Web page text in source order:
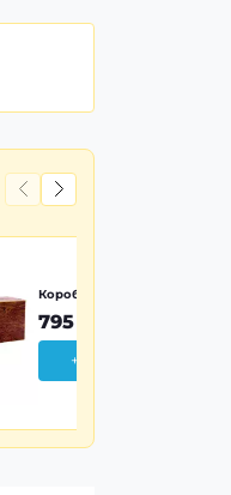
Коробочка дерево Wood
795 грн
+ Додати